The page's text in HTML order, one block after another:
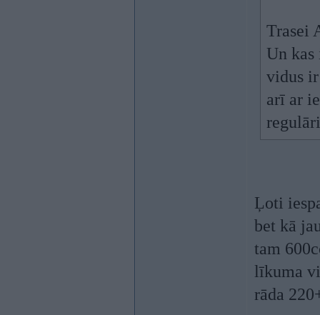
Trasei
Un
vidus
arī ar
Ļoti
bet kā
tam
līkuma
rāda